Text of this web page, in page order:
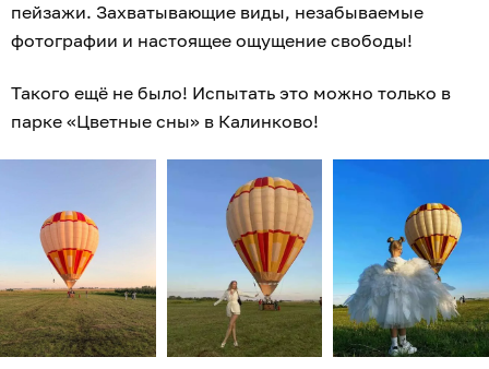
пейзажи. Захватывающие виды, незабываемые
фотографии и настоящее ощущение свободы!
Такого ещё не было! Испытать это можно только в
парке «Цветные сны» в Калинково!